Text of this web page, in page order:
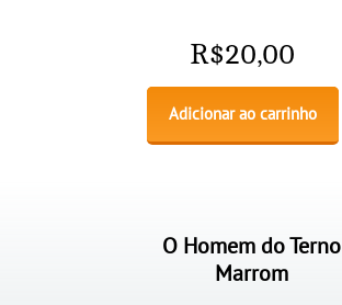
R$20,00
Adicionar ao carrinho
O Homem do Terno
Marrom